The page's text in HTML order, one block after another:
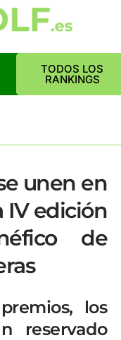
TODOS LOS
RANKINGS
unen en
IV edición
de
los
reservado